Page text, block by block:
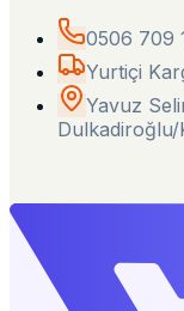
0506 709
Yurtiçi
Yavuz